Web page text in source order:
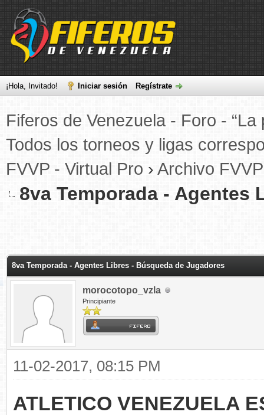
¡Hola, Invitado! Iniciar sesión Regístrate
Fiferos de Venezuela - Foro -
Todos los torneos y ligas
FVVP - Virtual Pro › Archivo FVVP
8va Temporada - Agentes
8va Temporada - Agentes Libres - Búsqueda de Jugadores
morocotopo_vzla
Principiante
11-02-2017, 08:15 PM
ATLETICO VENEZUELA